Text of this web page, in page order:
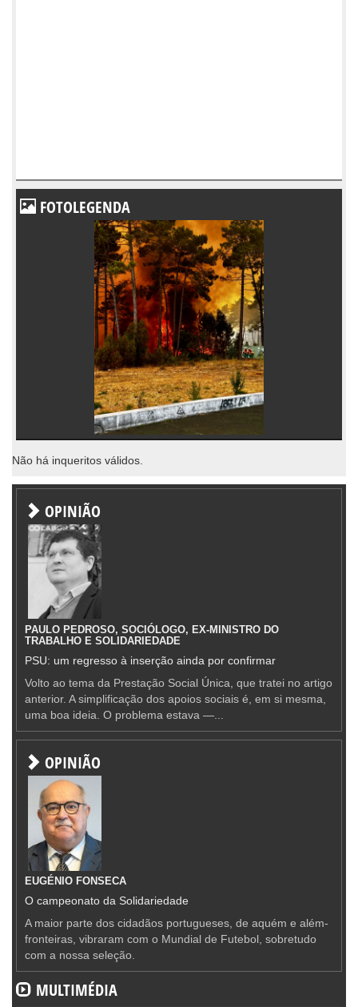
FOTOLEGENDA
Não há inqueritos válidos.
OPINIÃO
PAULO PEDROSO, SOCIÓLOGO, EX-MINISTRO DO
TRABALHO E SOLIDARIEDADE
PSU: um regresso à inserção ainda por confirmar
Volto ao tema da Prestação Social Única, que tratei no artigo
anterior. A simplificação dos apoios sociais é, em si mesma,
uma boa ideia. O problema estava —...
OPINIÃO
EUGÉNIO FONSECA
O campeonato da Solidariedade
A maior parte dos cidadãos portugueses, de aquém e além-
fronteiras, vibraram com o Mundial de Futebol, sobretudo
com a nossa seleção.
MULTIMÉDIA